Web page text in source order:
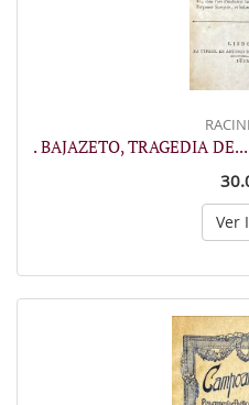
. BAJAZETO, TRAGEDIA
Ver